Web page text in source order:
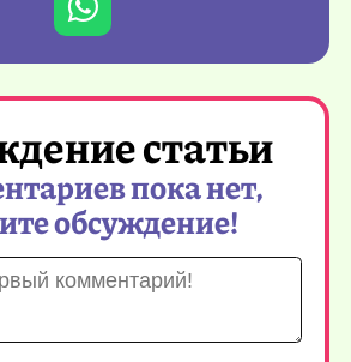
статьи
пока нет,
обсуждение!